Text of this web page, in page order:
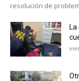
resolución de